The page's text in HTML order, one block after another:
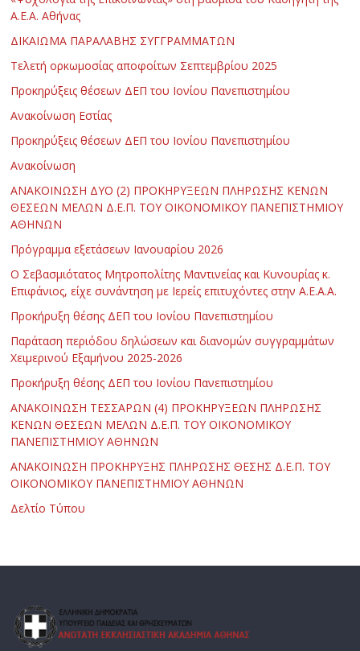
Α.Ε.Α. Αθήνας
ΔΙΚΑΙΩΜΑ ΠΑΡΑΛΑΒΗΣ ΣΥΓΓΡΑΜΜΑΤΩΝ
Τελετή ορκωμοσίας αποφοίτων Σεπτεμβρίου 2025
Προκηρύξεις θέσεων ΔΕΠ του Ιονίου Πανεπιστημίου
Ανακοίνωση Εστίας
Προκηρύξεις θέσεων ΔΕΠ του Ιονίου Πανεπιστημίου
Ανακοίνωση
ΑΝΑΚΟΙΝΩΣΗ ΔΥΟ (2) ΠΡΟΚΗΡΥΞΕΩΝ ΠΛΗΡΩΣΗΣ ΚΕΝΩΝ
ΘΕΣΕΩΝ ΜΕΛΩΝ Δ.Ε.Π. ΤΟΥ ΟΙΚΟΝΟΜΙΚΟΥ ΠΑΝΕΠΙΣΤΗΜΙΟΥ
ΑΘΗΝΩΝ
Πρόγραμμα εξετάσεων Ιανουαρίου 2026
Ο Σεβασμιότατος Μητροπολίτης Μαντινείας και Κυνουρίας κ.
Επιφάνιος, είχε συνάντηση με Ιερείς επιτυχόντες στην Α.Ε.Α.Α.
Προκήρυξη θέσης ΔΕΠ του Ιονίου Πανεπιστημίου
Παράταση περιόδου δηλώσεων και διανομών συγγραμμάτων
Χειμερινού Εξαμήνου 2025-2026
Προκήρυξη θέσης ΔΕΠ του Ιονίου Πανεπιστημίου
ΑΝΑΚΟΙΝΩΣΗ ΤΕΣΣΑΡΩΝ (4) ΠΡΟΚΗΡΥΞΕΩΝ ΠΛΗΡΩΣΗΣ
ΚΕΝΩΝ ΘΕΣΕΩΝ ΜΕΛΩΝ Δ.Ε.Π. ΤΟΥ ΟΙΚΟΝΟΜΙΚΟΥ
ΠΑΝΕΠΙΣΤΗΜΙΟΥ ΑΘΗΝΩΝ
ΑΝΑΚΟΙΝΩΣΗ ΠΡΟΚΗΡΥΞΗΣ ΠΛΗΡΩΣΗΣ ΘΕΣΗΣ Δ.Ε.Π. ΤΟΥ
ΟΙΚΟΝΟΜΙΚΟΥ ΠΑΝΕΠΙΣΤΗΜΙΟΥ ΑΘΗΝΩΝ
Δελτίο Τύπου